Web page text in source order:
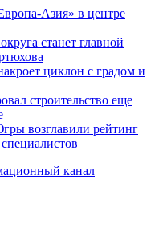
Азия» в центре
станет главной
циклон с градом и
строительство еще
возглавили рейтинг
канал